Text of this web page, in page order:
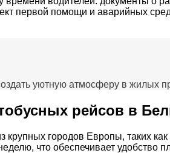
первой помощи и аварийных
уютную атмосферу в жилых
рейсов в
крупных городов Европы, таких
что обеспечивает удобство